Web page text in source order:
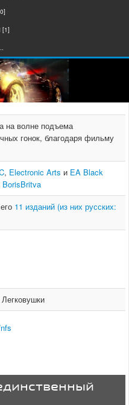
на волне подъема
гонок, благодаря фильму
, Electronic Arts и EA Black
BorisBritva
11 изданий (из них русских: